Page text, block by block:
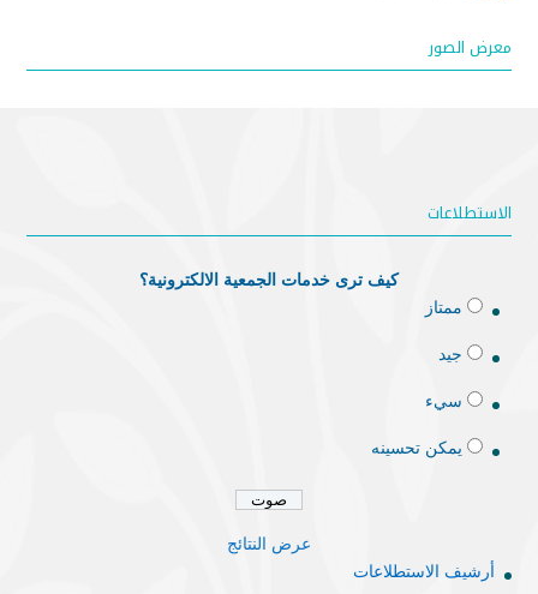
معرض الصور
الاستطلاعات
كيف ترى خدمات الجمعية الالكترونية؟
ممتاز
جيد
سيء
يمكن تحسينه
عرض النتائج
أرشيف الاستطلاعات